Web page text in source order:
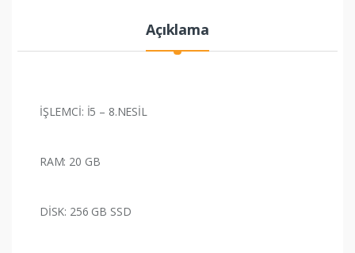
Açıklama
İŞLEMCİ: İ5 – 8.NESİL
RAM: 20 GB
DİSK: 256 GB SSD